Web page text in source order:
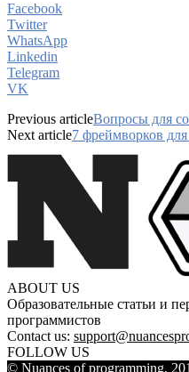
Facebook
Twitter
WhatsApp
Linkedin
Telegram
VK
Previous articleВопросы для
Next article7 фреймворков
ABOUT US
Образовательные статьи и
программистов
Contact us:
FOLLOW US
© Nuances of programming,